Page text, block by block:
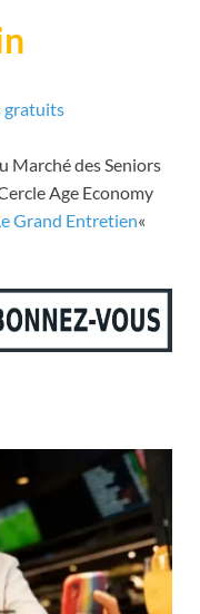
gratuits
Marché des Seniors
Age Economy
Grand Entretien«